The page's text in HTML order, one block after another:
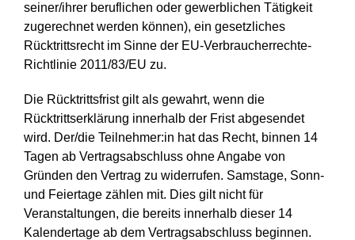
seiner/ihrer beruflichen oder gewerblichen Tätigkeit
zugerechnet werden können), ein gesetzliches
Rücktrittsrecht im Sinne der EU-Verbraucherrechte-
Richtlinie 2011/83/EU zu.
Die Rücktrittsfrist gilt als gewahrt, wenn die
Rücktrittserklärung innerhalb der Frist abgesendet
wird. Der/die Teilnehmer:in hat das Recht, binnen 14
Tagen ab Vertragsabschluss ohne Angabe von
Gründen den Vertrag zu widerrufen. Samstage, Sonn-
und Feiertage zählen mit. Dies gilt nicht für
Veranstaltungen, die bereits innerhalb dieser 14
Kalendertage ab dem Vertragsabschluss beginnen.